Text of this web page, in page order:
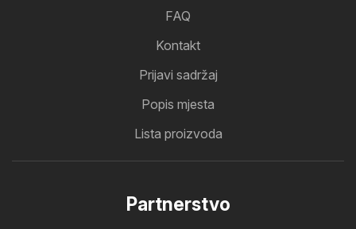
FAQ
Kontakt
Prijavi sadržaj
Popis mjesta
Lista proizvoda
Partnerstvo